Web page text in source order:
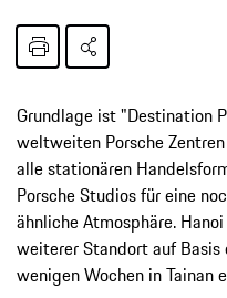
Grundlage ist "Destination
weltweiten Porsche
alle stationären
Porsche Studios für eine
ähnliche Atmosphäre.
weiterer Standort auf
wenigen Wochen in Tainan